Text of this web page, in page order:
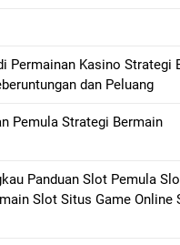
Permainan Kasino Strategi
dan Peluang
Pemula Strategi Bermain
Panduan Slot Pemula
Slot Situs Game Online